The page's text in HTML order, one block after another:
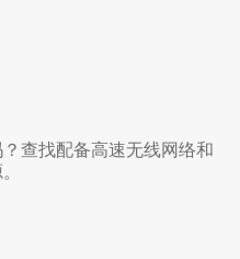
查找配备高速无线网络和